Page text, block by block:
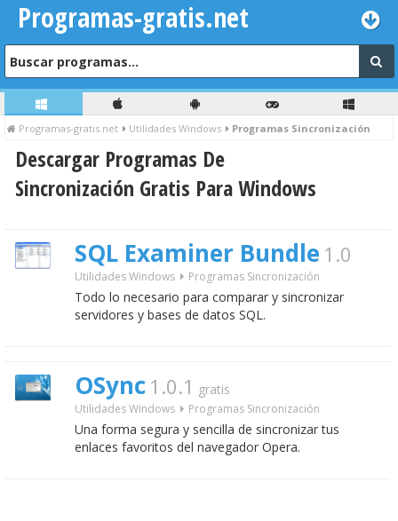
Programas-gratis.net
Programas-gratis.net Utilidades Windows Programas Sincronización
Descargar Programas De
Sincronización Gratis Para Windows
SQL Examiner Bundle 1.0
Utilidades Windows Programas Sincronización
Todo lo necesario para comparar y sincronizar
servidores y bases de datos SQL.
OSync 1.0.1 gratis
Utilidades Windows Programas Sincronización
Una forma segura y sencilla de sincronizar tus
enlaces favoritos del navegador Opera.